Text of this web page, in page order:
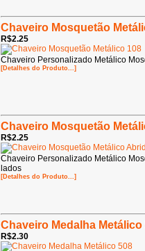
Chaveiro Mosquetão
R$2.25
Chaveiro Personalizado Metálico
[Detalhes do Produto...]
Chaveiro Mosquetão
R$2.25
Chaveiro Personalizado Metálico
lados
[Detalhes do Produto...]
Chaveiro Medalha Metálico
R$2.30